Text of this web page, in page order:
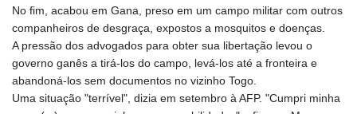
SGD 1.477431
SLE 28.354688
SOS 659.750917
SRD 43.630106
STD 23848.391029
STN 24.505606
No fim, acabou em Gana, preso em um campo militar com outros
companheiros de desgraça, expostos a mosquitos e doenças.
A pressão dos advogados para obter sua libertação levou o
governo ganês a tirá-los do campo, levá-los até a fronteira e
abandoná-los sem documentos no vizinho Togo.
Uma situação "terrível", dizia em setembro à AFP. "Cumpri minha